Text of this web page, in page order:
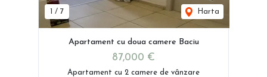
1 / 7 Harta
Apartament cu doua camere Baciu
87,000 €
Apartament cu 2 camere de vânzare